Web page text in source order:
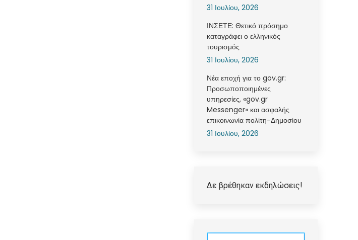
31 Ιουλίου, 2026
ΙΝΣΕΤΕ: Θετικό πρόσημο
καταγράφει ο ελληνικός
τουρισμός
31 Ιουλίου, 2026
Νέα εποχή για το gov.gr:
Προσωποποιημένες
υπηρεσίες, «gov.gr
Messenger» και ασφαλής
επικοινωνία πολίτη-Δημοσίου
31 Ιουλίου, 2026
Δε βρέθηκαν εκδηλώσεις!